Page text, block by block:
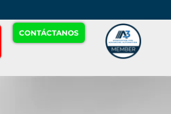
CONTÁCTANOS